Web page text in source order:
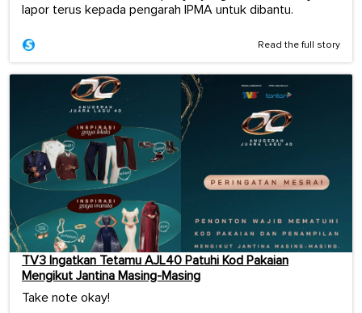
lapor terus kepada pengarah IPMA untuk dibantu.
Read the full story
TV3 Ingatkan Tetamu AJL40 Patuhi Kod Pakaian
Mengikut Jantina Masing-Masing
Take note okay!